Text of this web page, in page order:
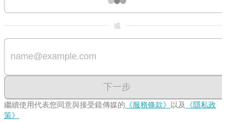
或
下一步
繼續使用代表您同意與接受鏡傳媒的 《服務條款》 以及 《隱私政
策》